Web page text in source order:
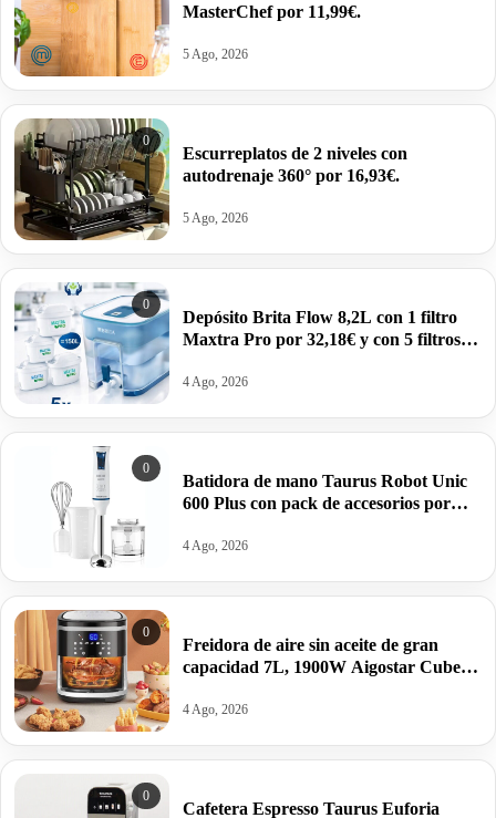
MasterChef por 11,99€.
5 Ago, 2026
0
Escurreplatos de 2 niveles con
autodrenaje 360° por 16,93€.
5 Ago, 2026
0
Depósito Brita Flow 8,2L con 1 filtro
Maxtra Pro por 32,18€ y con 5 filtros
4 Ago, 2026
0
Batidora de mano Taurus Robot Unic
600 Plus con pack de accesorios por
4 Ago, 2026
0
Freidora de aire sin aceite de gran
capacidad 7L, 1900W Aigostar Cube
4 Ago, 2026
0
Cafetera Espresso Taurus Euforia